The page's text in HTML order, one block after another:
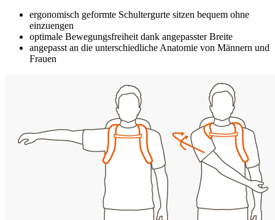
ergonomisch geformte Schultergurte sitzen bequem ohne
einzuengen
optimale Bewegungsfreiheit dank angepasster Breite
angepasst an die unterschiedliche Anatomie von Männern und
Frauen